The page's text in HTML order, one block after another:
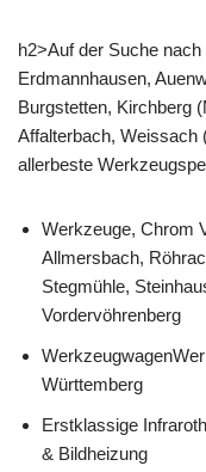
h2>Auf der Suche
Erdmannhausen,
Burgstetten, Kirchberg
Affalterbach, Weissach
allerbeste
Werkzeuge, Chrom
Allmersbach,
Stegmühle,
Vordervöhrenberg
Württemberg
Erstklassige
& Bildheizung